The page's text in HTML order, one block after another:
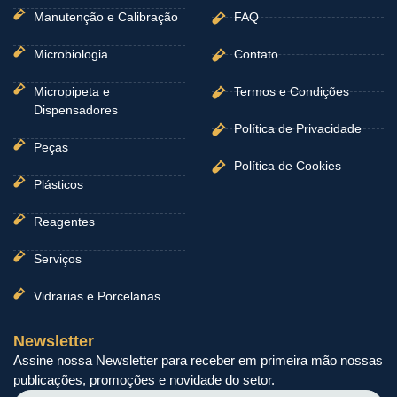
Manutenção e Calibração
Microbiologia
Micropipeta e
Dispensadores
Peças
Plásticos
Reagentes
Serviços
Vidrarias e Porcelanas
FAQ
Contato
Termos e Condições
Política de Privacidade
Política de Cookies
Newsletter
Assine nossa Newsletter para receber em primeira mão nossas
publicações, promoções e novidade do setor.